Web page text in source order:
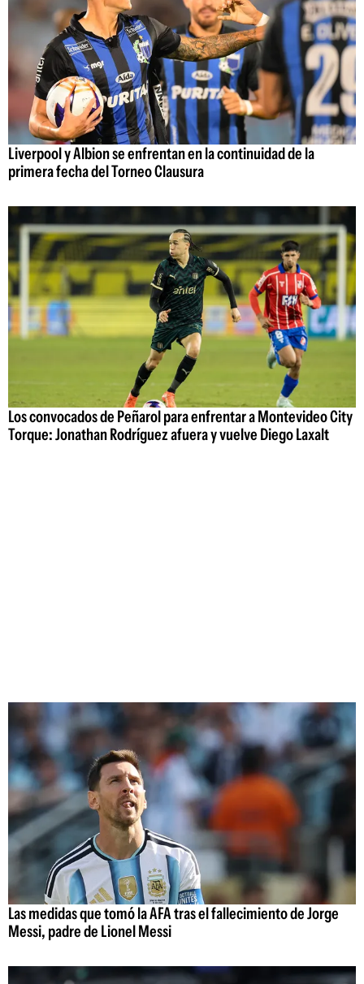
Liverpool y Albion se enfrentan en la continuidad de la
primera fecha del Torneo Clausura
Los convocados de Peñarol para enfrentar a Montevideo City
Torque: Jonathan Rodríguez afuera y vuelve Diego Laxalt
Las medidas que tomó la AFA tras el fallecimiento de Jorge
Messi, padre de Lionel Messi